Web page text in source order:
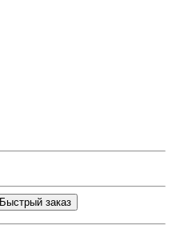
Быстрый заказ